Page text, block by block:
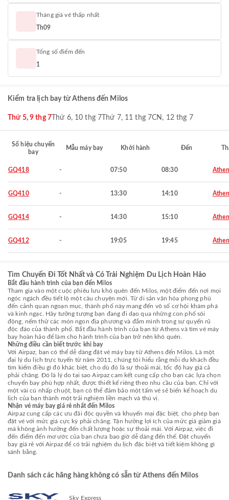
Tháng giá vé thấp nhất
Th09
Tổng số điểm đến
1
Kiểm tra lịch bay từ Athens đến Milos
Thứ 5, 9 thg 7Thứ 6, 10 thg 7 Thứ 7, 11 thg 7CN, 12 thg 7
Số hiệu chuyến
bay
Mẫu máy bay Khởi hành Đến
GQ418 - 07:50 08:30
GQ410 - 13:30 14:10
GQ414 - 14:30 15:10
GQ412 - 19:05 19:45
Tìm Chuyến Đi Tốt Nhất và Có Trải Nghiệm Du Lịch Hoàn Hảo
Bắt đầu hành trình của bạn đến Milos
Tham gia vào một cuộc phiêu lưu khó quên đến Milos, một điểm đến nơi mọi
ngóc ngách đều tiết lộ một câu chuyện mới. Từ di sản văn hóa phong phú
đến cảnh quan ngoạn mục, thành phố này mang đến vô số cơ hội khám phá
và kinh ngạc. Hãy tưởng tượng bạn đang đi dạo qua những con phố sôi
động, nếm thử các món ngon địa phương và đắm mình trong sự quyến rũ
độc đáo của thành phố. Bắt đầu hành trình của bạn từ Athens và tìm vé máy
bay hoàn hảo để làm cho hành trình của bạn trở nên khó quên.
Những điều cần biết trước khi bay
Với Airpaz, bạn có thể dễ dàng đặt vé máy bay từ Athens đến Milos. Là một
đại lý du lịch trực tuyến từ năm 2011, chúng tôi hiểu rằng mỗi du khách đều
tìm kiếm điều gì đó khác biệt, cho dù đó là sự thoải mái, tốc độ hay giá cả
phải chăng. Đó là lý do tại sao Airpaz cam kết cung cấp cho bạn các lựa chọn
chuyến bay phù hợp nhất, được thiết kế riêng theo nhu cầu của bạn. Chỉ với
một vài cú nhấp chuột, bạn có thể đảm bảo một tấm vé sẽ biến kế hoạch du
lịch của bạn thành một trải nghiệm liền mạch và thú vị.
Nhận vé máy bay giá rẻ nhất đến Milos
Airpaz cung cấp các ưu đãi độc quyền và khuyến mại đặc biệt, cho phép bạn
đặt vé với mức giá cực kỳ phải chăng. Tận hưởng lợi ích của mức giá giảm giá
mà không ảnh hưởng đến chất lượng hoặc sự thoải mái. Với Airpaz, việc đi
đến điểm đến mơ ước của bạn chưa bao giờ dễ dàng đến thế. Đặt chuyến
bay giá rẻ với Airpaz để có trải nghiệm du lịch đặc biệt và tiết kiệm không gì
sánh bằng.
Danh sách các hãng hàng không có sẵn từ Athens đến Milos
Sky Express